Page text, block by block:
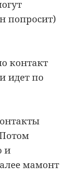
попросит)
контакт
идет по
и
мамонт